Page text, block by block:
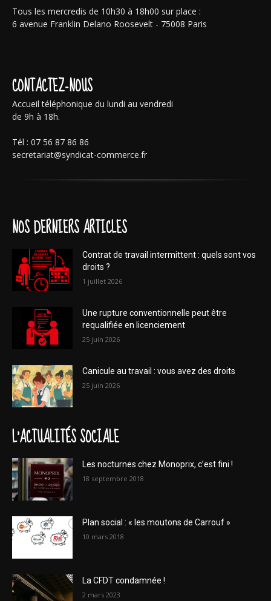
Tous les mercredis de 10h30 à 18h00 sur place :
6 avenue Franklin Delano Roosevelt - 75008 Paris
CONTACTEZ-NOUS
Accueil téléphonique du lundi au vendredi
de 9h à 18h.
Tél : 07 56 87 86 86
secretariat@syndicat-commerce.fr
NOS DERNIERS ARTICLES
Contrat de travail intermittent : quels sont vos
droits ?
1 juillet 2026
Une rupture conventionnelle peut être
requalifiée en licenciement
25 juin 2026
Canicule au travail : vous avez des droits
25 juin 2026
L'ACTUALITÉS SOCIALE
Les nocturnes chez Monoprix, c’est fini !
18 septembre 2018
Plan social : « les moutons de Carrouf »
10 mars 2018
La CFDT condamnée !
2 mars 2023